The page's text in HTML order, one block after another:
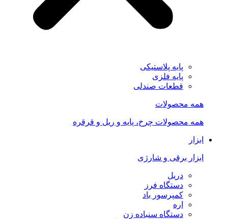
پایه پلاستیکی
پایه فلزی
قطعات صندلی
همه محصولات
همه محصولات چرخ، پایه و ریل و قرقره
ابزار
ابزار برقی و شارژی
دریل
دستگاه فرز
کمپرسور باد
اره
دستگاه سنباده زن